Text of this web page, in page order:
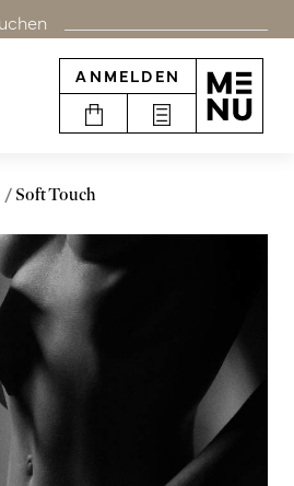
ANMELDEN
Soft Touch